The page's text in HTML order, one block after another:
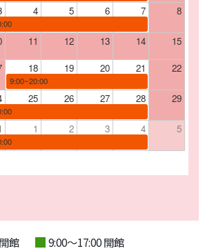
4 5 6 7 8
11 12 13 14 15
18 19 20 21 22
9:00~20:00
25 26 27 28 29
1 2 3 4 5
館
9:00～17:00 開館